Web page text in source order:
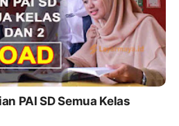
PAI SD Semua Kelas